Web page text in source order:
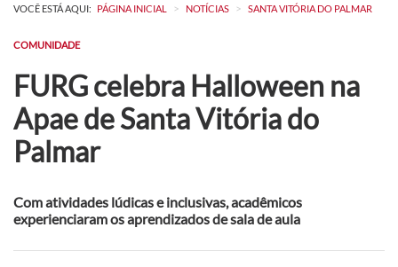
VOCÊ ESTÁ AQUI: PÁGINA INICIAL > NOTÍCIAS > SANTA VITÓRIA DO PALMAR
COMUNIDADE
FURG celebra Halloween na
Apae de Santa Vitória do
Palmar
Com atividades lúdicas e inclusivas, acadêmicos
experienciaram os aprendizados de sala de aula